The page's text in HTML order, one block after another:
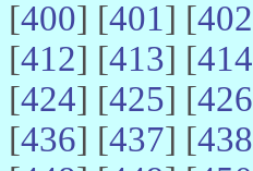
[400] [401] [402
[412] [413] [414
[424] [425] [426
[436] [437] [438